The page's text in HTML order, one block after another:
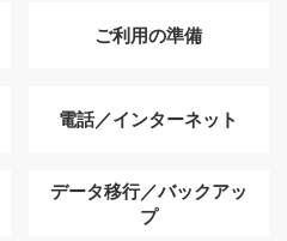
ご利用の準備
電話／インターネット
データ移行／バックアッ
プ